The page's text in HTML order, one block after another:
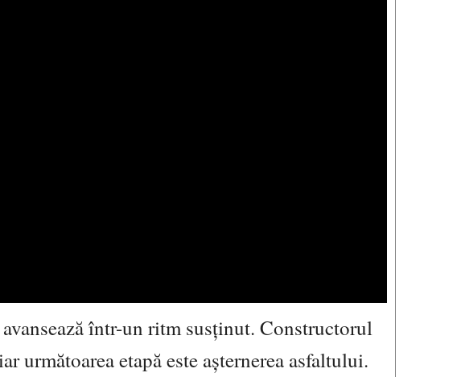
într-un ritm susținut. Constructorul
etapă este așternerea asfaltului.